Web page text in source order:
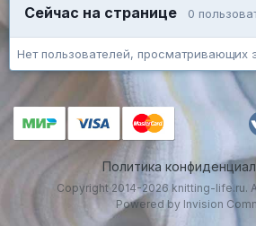
Сейчас на странице 0
Нет пользователей, просматривающих
Политика
Copyright 2014-2026 knitting-life.ru.
Powered by Invision